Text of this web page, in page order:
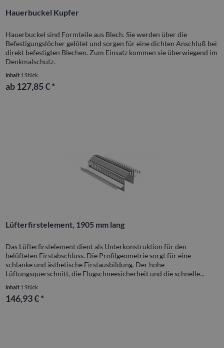
Hauerbuckel Kupfer
Hauerbuckel sind Formteile aus Blech. Sie werden über die
Befestigungslöcher gelötet und sorgen für eine dichten Anschluß bei
direkt befestigten Blechen. Zum Einsatz kommen sie überwiegend im
Denkmalschutz.
Inhalt 1 Stück
ab 127,85 € *
Lüfterfirstelement, 1905 mm lang
Das Lüfterfirstelement dient als Unterkonstruktion für den
belüfteten Firstabschluss. Die Profilgeometrie sorgt für eine
schlanke und ästhetische Firstausbildung. Der hohe
Lüftungsquerschnitt, die Flugschneesicherheit und die schnelle...
Inhalt 1 Stück
146,93 € *